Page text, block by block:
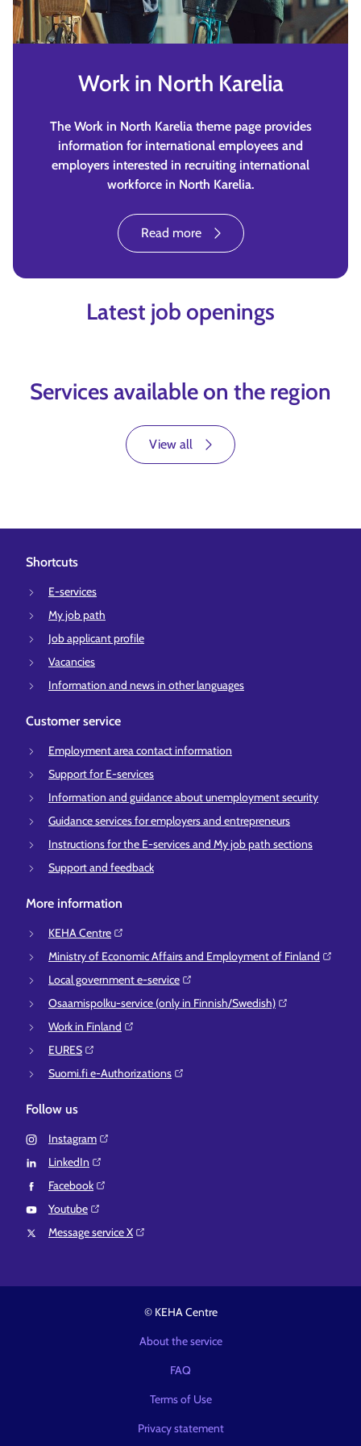
Work in North Karelia
The Work in North Karelia theme page provides
information for international employees and
employers interested in recruiting international
workforce in North Karelia.
Read more
Latest job openings
Services available on the region
View all
Shortcuts
E-services
My job path
Job applicant profile
Vacancies
Information and news in other languages
Customer service
Employment area contact information
Support for E-services
Information and guidance about unemployment security
Guidance services for employers and entrepreneurs
Instructions for the E-services and My job path sections
Support and feedback
More information
KEHA Centre⁠
Ministry of Economic Affairs and Employment of Finland⁠
Local government e-service⁠
Osaamispolku-service (only in Finnish/Swedish)⁠
Work in Finland⁠
EURES⁠
Suomi.fi e-Authorizations⁠
Follow us
Instagram⁠
LinkedIn⁠
Facebook⁠
Youtube⁠
Message service X⁠
© KEHA Centre
About the service
FAQ
Terms of Use
Privacy statement